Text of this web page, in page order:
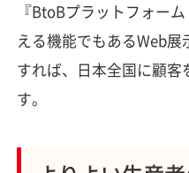
『BtoBプラットフォー
える機能でもあるWeb
すれば、日本全国に顧
す。